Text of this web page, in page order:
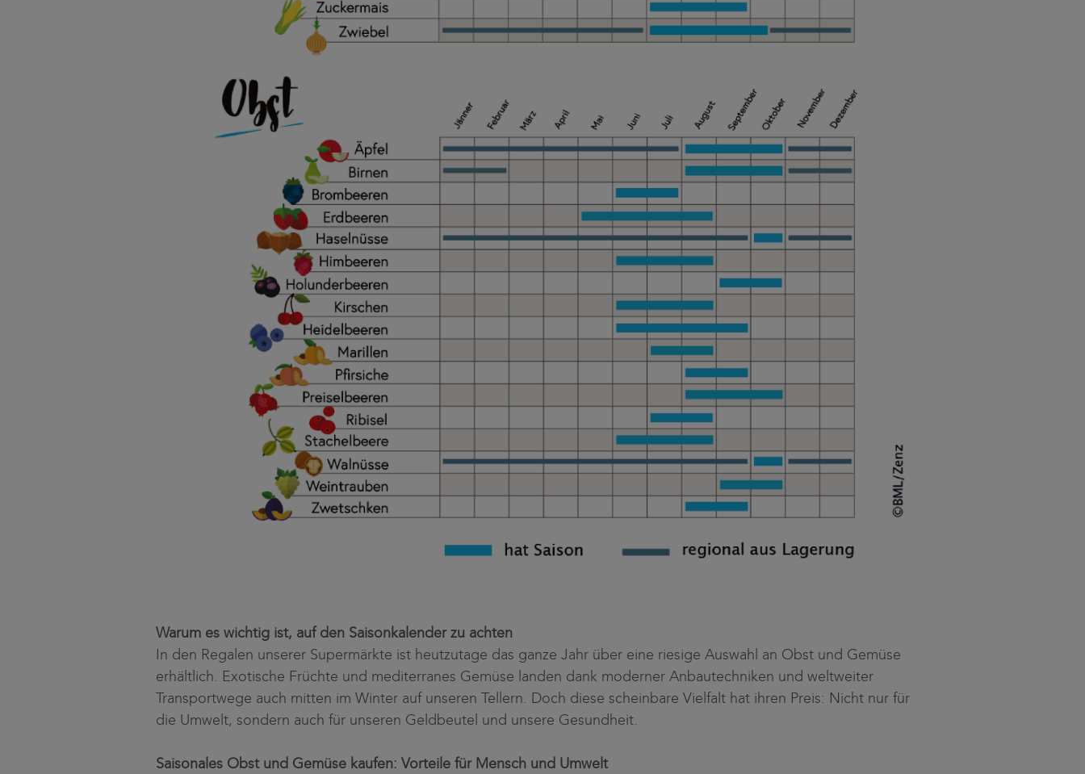
Warum es wichtig ist, auf den Saisonkalender zu achten
In den Regalen unserer Supermärkte ist heutzutage das ganze Jahr über eine riesige Auswahl an Obst und Gemüse
erhältlich. Exotische Früchte und mediterranes Gemüse landen dank moderner Anbautechniken und weltweiter
Transportwege auch mitten im Winter auf unseren Tellern. Doch diese scheinbare Vielfalt hat ihren Preis: Nicht nur für
die Umwelt, sondern auch für unseren Geldbeutel und unsere Gesundheit.
Saisonales Obst und Gemüse kaufen: Vorteile für Mensch und Umwelt